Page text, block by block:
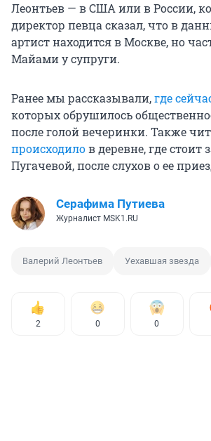
Леонтьев — в США или в России,
директор певца сказал, что в
артист находится в Москве, но
Майами у супруги.
Ранее мы рассказывали,где
которых обрушилось
после голой вечеринки. Также
происходилов деревне, где
Пугачевой, после слухов о ее
Серафима Путиева
Журналист MSK1.RU
Валерий Леонтьев Уехавшая звезда
2 0 0